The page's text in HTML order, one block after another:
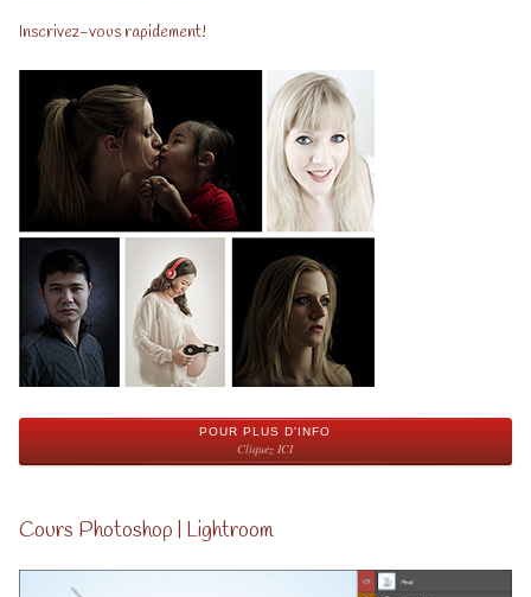
Inscrivez-vous rapidement!
POUR PLUS D'INFO
Cliquez ICI
Cours Photoshop | Lightroom